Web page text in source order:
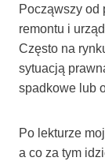
Począwszy od
remontu i
Często na
sytuacją
spadkowe lub
Po lekturze
a co za tym